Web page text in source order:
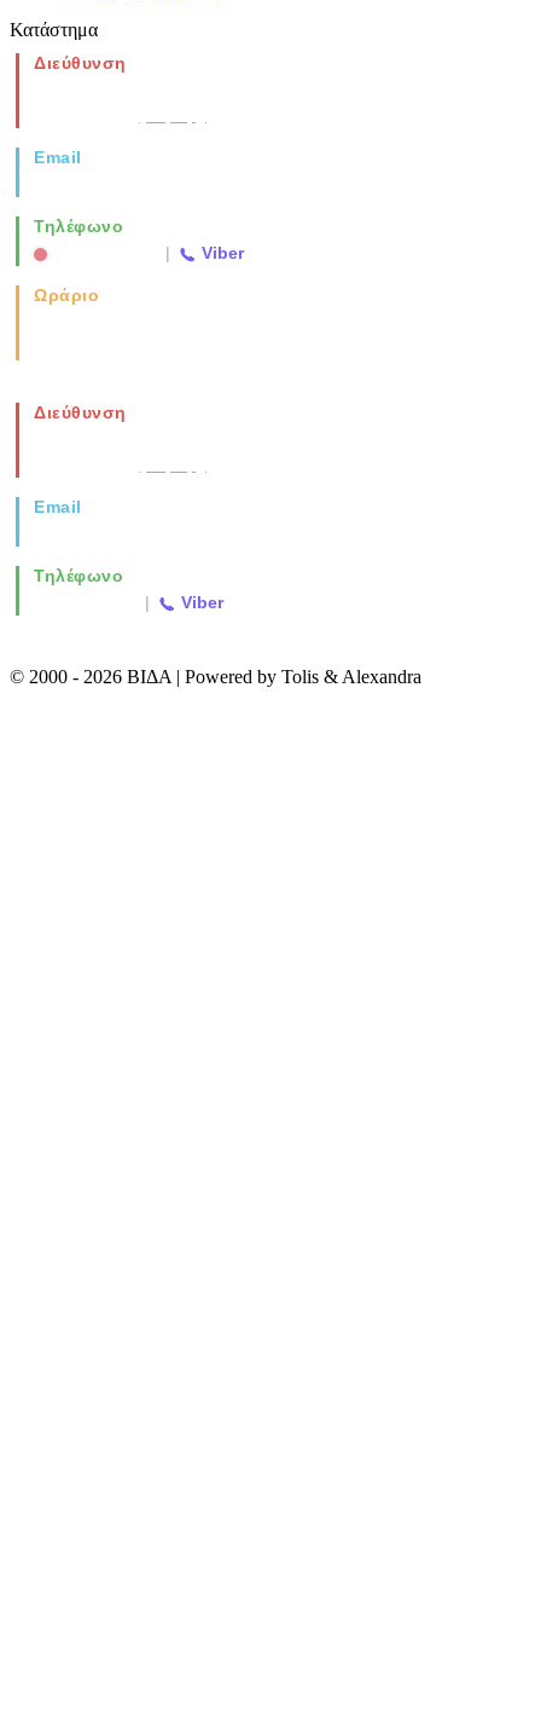
Κατάστημα
Διεύθυνση
Email
Τηλέφωνο
| Viber
Ωράριο
Διεύθυνση
Email
Τηλέφωνο
| Viber
© 2000 - 2026 ΒΙΔΑ | Powered by Tolis & Alexandra